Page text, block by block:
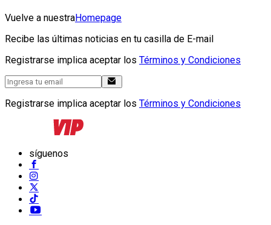
Vuelve a nuestraHomepage
Recibe las últimas noticias en tu casilla de E-mail
Registrarse implica aceptar los Términos y Condiciones
Registrarse implica aceptar los Términos y Condiciones
síguenos